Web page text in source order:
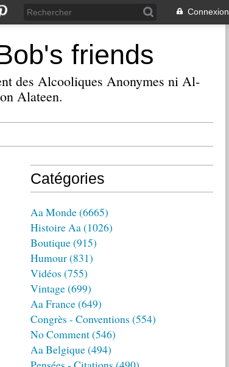
Connexion
friends
des Alcooliques Anonymes ni Al-
Alateen.
Catégories
Aa Monde(6665)
Histoire Aa(1026)
Boutique(915)
Humour(831)
Vidéos (755)
Vintage(699)
Aa France(649)
Congrès - Conventions (554)
No Comment(546)
Aa Belgique(494)